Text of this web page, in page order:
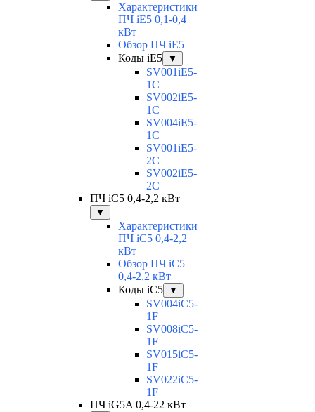
Характеристики
ПЧ iE5 0,1-0,4
кВт
Обзор ПЧ iE5
Коды iE5
▼
SV001iE5-
1C
SV002iE5-
1C
SV004iE5-
1C
SV001iE5-
2C
SV002iE5-
2C
ПЧ iC5 0,4-2,2 кВт
▼
Характеристики
ПЧ iC5 0,4-2,2
кВт
Обзор ПЧ iC5
0,4-2,2 кВт
Коды iC5
▼
SV004iC5-
1F
SV008iC5-
1F
SV015iC5-
1F
SV022iC5-
1F
ПЧ iG5A 0,4-22 кВт